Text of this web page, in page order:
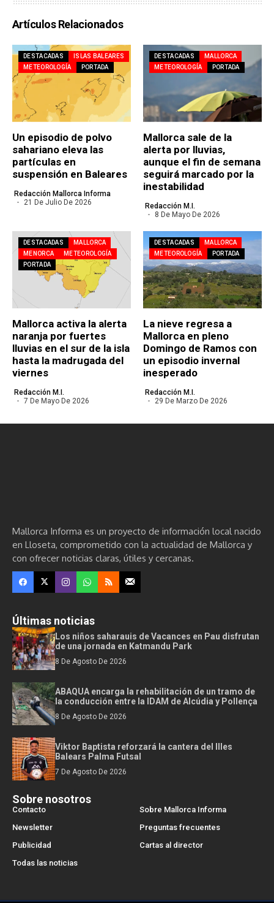
Artículos Relacionados
DESTACADAS
ISLAS BALEARES
METEOROLOGÍA
PORTADA
Un episodio de polvo
sahariano eleva las
partículas en
suspensión en Baleares
Redacción Mallorca Informa
21 De Julio De 2026
DESTACADAS
MALLORCA
METEOROLOGÍA
PORTADA
Mallorca sale de la
alerta por lluvias,
aunque el fin de semana
seguirá marcado por la
inestabilidad
Redacción M.I.
8 De Mayo De 2026
DESTACADAS
MALLORCA
MENORCA
METEOROLOGÍA
PORTADA
Mallorca activa la alerta
naranja por fuertes
lluvias en el sur de la isla
hasta la madrugada del
viernes
Redacción M.I.
7 De Mayo De 2026
DESTACADAS
MALLORCA
METEOROLOGÍA
PORTADA
La nieve regresa a
Mallorca en pleno
Domingo de Ramos con
un episodio invernal
inesperado
Redacción M.I.
29 De Marzo De 2026
Mallorca Informa es un proyecto de información local nacido
en Lloseta, comprometido con la actualidad de Mallorca y
con ofrecer noticias claras, útiles y cercanas.
Últimas noticias
Los niños saharauis de Vacances en Pau disfrutan
de una jornada en Katmandu Park
8 De Agosto De 2026
ABAQUA encarga la rehabilitación de un tramo de
la conducción entre la IDAM de Alcúdia y Pollença
8 De Agosto De 2026
Viktor Baptista reforzará la cantera del Illes
Balears Palma Futsal
7 De Agosto De 2026
Sobre nosotros
Contacto
Sobre Mallorca Informa
Newsletter
Preguntas frecuentes
Publicidad
Cartas al director
Todas las noticias